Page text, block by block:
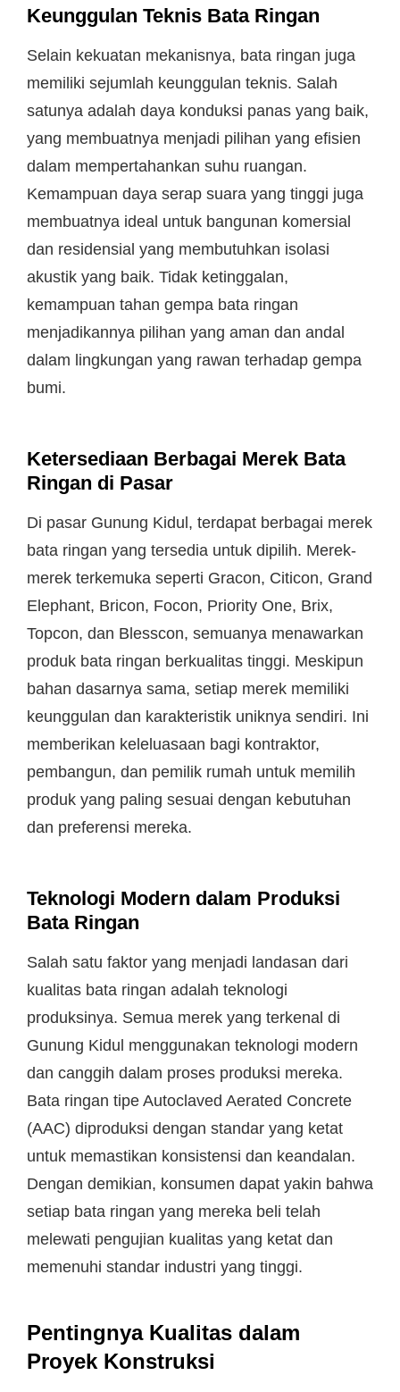
Keunggulan Teknis Bata Ringan
Selain kekuatan mekanisnya, bata ringan juga
memiliki sejumlah keunggulan teknis. Salah
satunya adalah daya konduksi panas yang baik,
yang membuatnya menjadi pilihan yang efisien
dalam mempertahankan suhu ruangan.
Kemampuan daya serap suara yang tinggi juga
membuatnya ideal untuk bangunan komersial
dan residensial yang membutuhkan isolasi
akustik yang baik. Tidak ketinggalan,
kemampuan tahan gempa bata ringan
menjadikannya pilihan yang aman dan andal
dalam lingkungan yang rawan terhadap gempa
bumi.
Ketersediaan Berbagai Merek Bata
Ringan di Pasar
Di pasar Gunung Kidul, terdapat berbagai merek
bata ringan yang tersedia untuk dipilih. Merek-
merek terkemuka seperti Gracon, Citicon, Grand
Elephant, Bricon, Focon, Priority One, Brix,
Topcon, dan Blesscon, semuanya menawarkan
produk bata ringan berkualitas tinggi. Meskipun
bahan dasarnya sama, setiap merek memiliki
keunggulan dan karakteristik uniknya sendiri. Ini
memberikan keleluasaan bagi kontraktor,
pembangun, dan pemilik rumah untuk memilih
produk yang paling sesuai dengan kebutuhan
dan preferensi mereka.
Teknologi Modern dalam Produksi
Bata Ringan
Salah satu faktor yang menjadi landasan dari
kualitas bata ringan adalah teknologi
produksinya. Semua merek yang terkenal di
Gunung Kidul menggunakan teknologi modern
dan canggih dalam proses produksi mereka.
Bata ringan tipe Autoclaved Aerated Concrete
(AAC) diproduksi dengan standar yang ketat
untuk memastikan konsistensi dan keandalan.
Dengan demikian, konsumen dapat yakin bahwa
setiap bata ringan yang mereka beli telah
melewati pengujian kualitas yang ketat dan
memenuhi standar industri yang tinggi.
Pentingnya Kualitas dalam
Proyek Konstruksi